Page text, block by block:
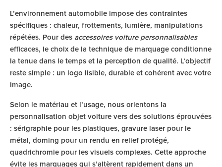
L’environnement automobile impose des contraintes
spécifiques : chaleur, frottements, lumière, manipulations
répétées. Pour des accessoires voiture personnalisables
efficaces, le choix de la technique de marquage conditionne
la tenue dans le temps et la perception de qualité. L’objectif
reste simple : un logo lisible, durable et cohérent avec votre
image.
Selon le matériau et l’usage, nous orientons la
personnalisation objet voiture vers des solutions éprouvées
: sérigraphie pour les plastiques, gravure laser pour le
métal, doming pour un rendu en relief protégé,
quadrichromie pour les visuels complexes. Cette approche
évite les marquages qui s’altèrent rapidement dans un